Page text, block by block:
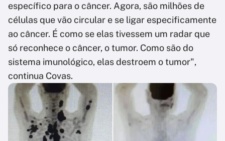
específico para o câncer. Agora, são milhões de
células que vão circular e se ligar especificamente
ao câncer. É como se elas tivessem um radar que
só reconhece o câncer, o tumor. Como são do
sistema imunológico, elas destroem o tumor",
continua Covas.